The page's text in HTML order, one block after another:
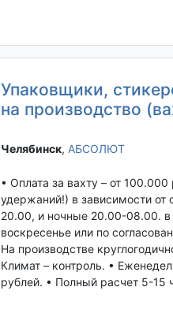
Упаковщики,
на производство
Челябинск‎, АБСОЛЮТ
• Оплата за вахту – от
удержаний!) в зависимости
20.00, и ночные 20.00-08.00. в
воскресенье или по
На производстве
Климат – контроль. •
рублей. • Полный расчет 5-15